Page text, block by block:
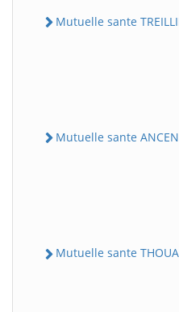
Mutuelle sante
Mutuelle sante
Mutuelle sante